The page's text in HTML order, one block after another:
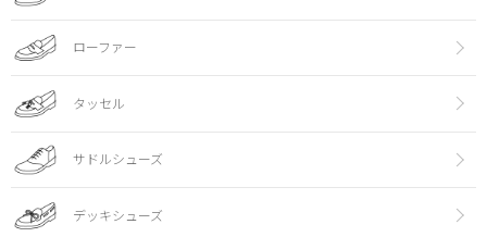
ローファー
タッセル
サドルシューズ
デッキシューズ